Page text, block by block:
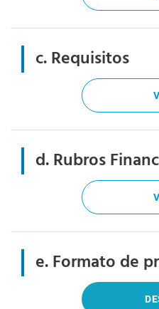
c. Requisitos
d. Rubros
e. Formato de